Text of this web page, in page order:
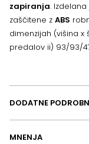
zapiranja.
zaščitene z ABS
dimenzijah (višina x
predalov ii) 93/93/
DODATNE
MNENJA